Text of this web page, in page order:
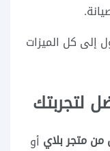
إلى كل الميزات
لتجربتك
متجر بلاي أو